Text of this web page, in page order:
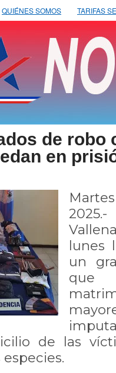
QUIÉNES SOMOS TARIFAS
de robo
en
2025.-
lunes
un
de las